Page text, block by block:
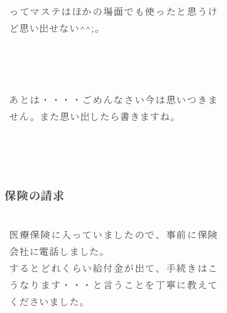
ってマステはほかの場面でも使ったと思うけ
ど思い出せない^^;。
あとは・・・・ごめんなさい今は思いつきま
せん。また思い出したら書きますね。
保険の請求
医療保険に入っていましたので、事前に保険
会社に電話しました。
するとどれくらい給付金が出て、手続きはこ
うなります・・・と言うことを丁寧に教えて
くださいました。